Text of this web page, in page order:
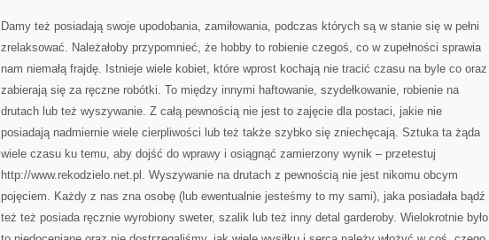
Damy też posiadają swoje upodobania, zamiłowania, podczas których są w stanie się w pełni
zrelaksować. Należałoby przypomnieć, że hobby to robienie czegoś, co w zupełności sprawia
nam niemałą frajdę. Istnieje wiele kobiet, które wprost kochają nie tracić czasu na byle co oraz
zabierają się za ręczne robótki. To między innymi haftowanie, szydełkowanie, robienie na
drutach lub też wyszywanie. Z całą pewnością nie jest to zajęcie dla postaci, jakie nie
posiadają nadmiernie wiele cierpliwości lub też także szybko się zniechęcają. Sztuka ta żąda
wiele czasu ku temu, aby dojść do wprawy i osiągnąć zamierzony wynik – przetestuj
http://www.rekodzielo.net.pl. Wyszywanie na drutach z pewnością nie jest nikomu obcym
pojęciem. Każdy z nas zna osobę (lub ewentualnie jesteśmy to my sami), jaka posiadała bądź
też też posiada ręcznie wyrobiony sweter, szalik lub też inny detal garderoby. Wielokrotnie było